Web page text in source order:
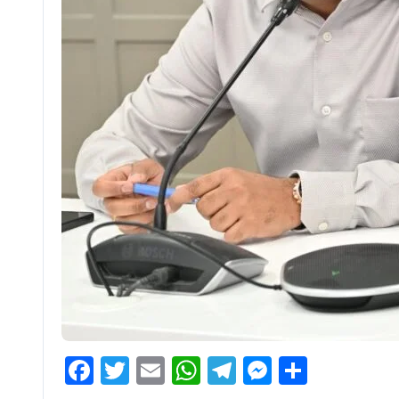
Facebook
Twitter
EmailWhatsApp
Telegram